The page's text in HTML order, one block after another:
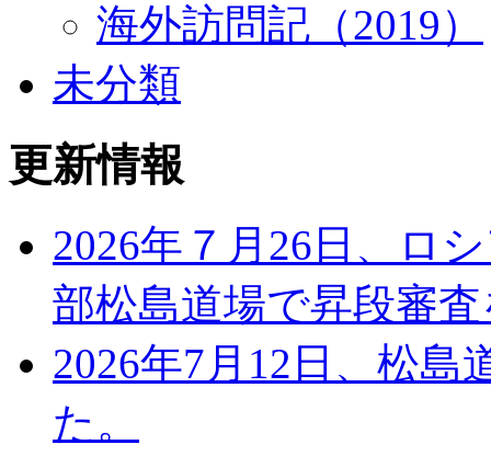
海外訪問記（2019）
未分類
更新情報
2026年７月26日、ロ
部松島道場で昇段審
2026年7月12日、松
た。